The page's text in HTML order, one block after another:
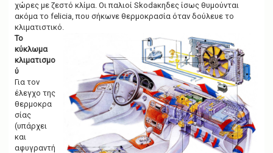
χώρες με ζεστό κλίμα. Οι παλιοί Skodaκηδες ίσως θυμούνται
ακόμα το felicia, που σήκωνε θερμοκρασία όταν δούλευε το
κλιματιστικό.
To
κύκλωμα
κλιματισμο
ύ
Για τον
έλεγχο της
θερμοκρα
σίας
(υπάρχει
και
αφυγραντή